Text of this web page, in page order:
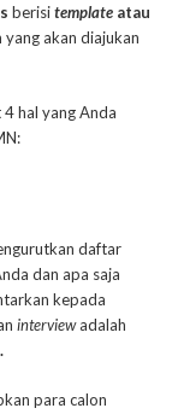
berisitemplate atau
yang akan diajukan
hal yang Anda
daftar
dan apa saja
kepada
interviewadalah
para calon